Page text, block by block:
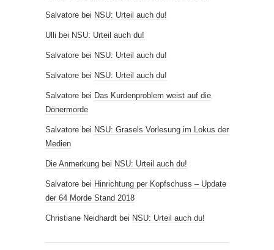
Salvatore bei NSU: Urteil auch du!
Ulli bei NSU: Urteil auch du!
Salvatore bei NSU: Urteil auch du!
Salvatore bei NSU: Urteil auch du!
Salvatore bei Das Kurdenproblem weist auf die
Dönermorde
Salvatore bei NSU: Grasels Vorlesung im Lokus der
Medien
Die Anmerkung bei NSU: Urteil auch du!
Salvatore bei Hinrichtung per Kopfschuss – Update
der 64 Morde Stand 2018
Christiane Neidhardt bei NSU: Urteil auch du!